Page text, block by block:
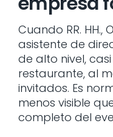
Cuando RR.
asistente de
de alto nivel,
restaurante, al
invitados. Es
menos visible
completo del